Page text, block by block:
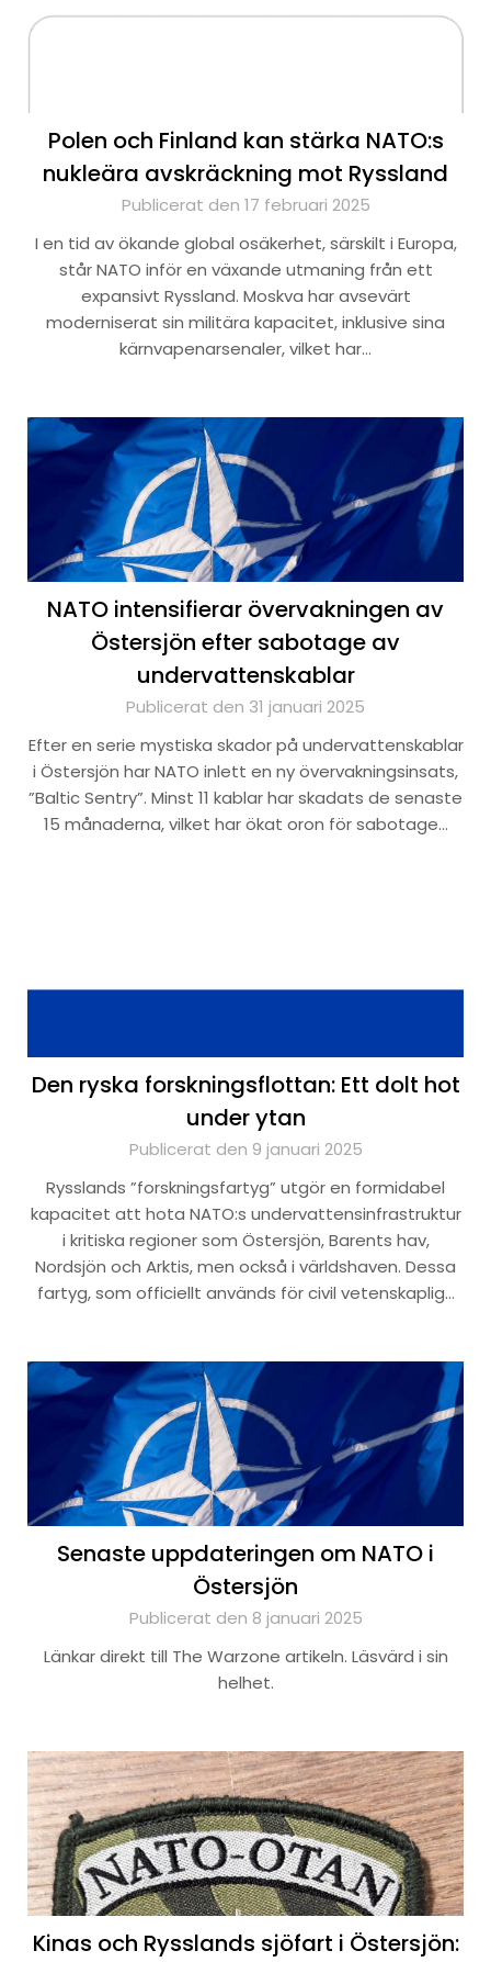
Polen och Finland kan stärka NATO:s
nukleära avskräckning mot Ryssland
Publicerat den 17 februari 2025
I en tid av ökande global osäkerhet, särskilt i Europa,
står NATO inför en växande utmaning från ett
expansivt Ryssland. Moskva har avsevärt
moderniserat sin militära kapacitet, inklusive sina
kärnvapenarsenaler, vilket har…
NATO intensifierar övervakningen av
Östersjön efter sabotage av
undervattenskablar
Publicerat den 31 januari 2025
Efter en serie mystiska skador på undervattenskablar
i Östersjön har NATO inlett en ny övervakningsinsats,
”Baltic Sentry”. Minst 11 kablar har skadats de senaste
15 månaderna, vilket har ökat oron för sabotage…
Den ryska forskningsflottan: Ett dolt hot
under ytan
Publicerat den 9 januari 2025
Rysslands ”forskningsfartyg” utgör en formidabel
kapacitet att hota NATO:s undervattensinfrastruktur
i kritiska regioner som Östersjön, Barents hav,
Nordsjön och Arktis, men också i världshaven. Dessa
fartyg, som officiellt används för civil vetenskaplig…
Senaste uppdateringen om NATO i
Östersjön
Publicerat den 8 januari 2025
Länkar direkt till The Warzone artikeln. Läsvärd i sin
helhet.
Kinas och Rysslands sjöfart i Östersjön: